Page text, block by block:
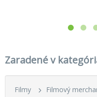
Zaradené v
Filmy Filmový